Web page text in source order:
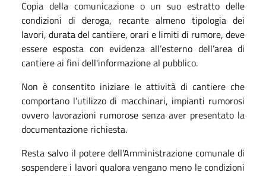
Copia della comunicazione o un suo estratto delle
condizioni di deroga, recante almeno tipologia dei
lavori, durata del cantiere, orari e limiti di rumore, deve
essere esposta con evidenza all’esterno dell’area di
cantiere ai fini dell'informazione al pubblico.
Non è consentito iniziare le attività di cantiere che
comportano l’utilizzo di macchinari, impianti rumorosi
ovvero lavorazioni rumorose senza aver presentato la
documentazione richiesta.
Resta salvo il potere dell’Amministrazione comunale di
sospendere i lavori qualora vengano meno le condizioni